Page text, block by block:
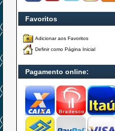
Favoritos
Adicionar aos Favoritos
Definir como Página Inicial
Pagamento online: